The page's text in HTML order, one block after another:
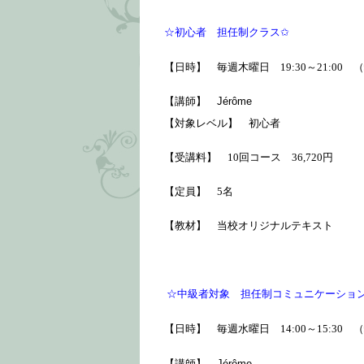
☆初心者 担任制クラス✩
【日時】 毎週木曜日 19:30～21:00 （
【講師】 Jérôme
【対象レベル】 初心者
【受講料】 10回コース 36,720円
【定員】 5名
【教材】 当校オリジナルテキスト
☆中級者対象 担任制コミュニケーショ
【日時】 毎週水曜日 14:00～15:30 （